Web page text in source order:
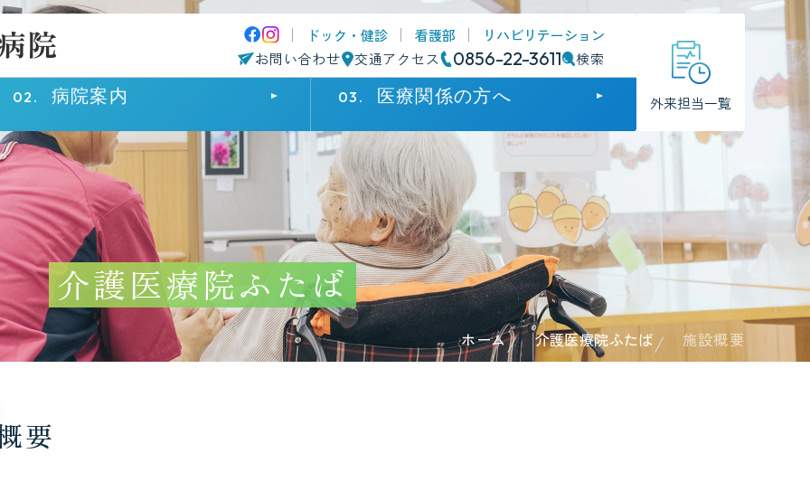
ドック・健診 看護部
リハビリテーション
お問い合わせ
交通アクセス 0856-22-3611 検索
来院・入院の方へ
外来受診
診療科・部門
入院・面会
患者さまへのお知らせ
病院案内
病院案内
院長挨拶
病院概要
理念・基本方針
施設基準
認定施設・一覧
在宅療養後方支援病院
患者さまの権利に関する病院宣言
個人情報保護について
医療関係の方へ
医療関係の方へ
患者さまのご紹介について
診療科・部門
採用情報
外来担当一覧
介護医療院ふたば
ホーム 介護医療院ふたば 施設概要
要